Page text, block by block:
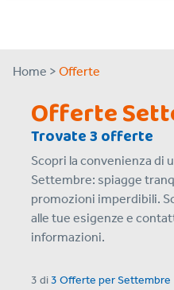
Home > Offerte
Offerte
Trovate 3 offerte
Scopri la convenienza di
Settembre: spiagge
promozioni imperdibili.
alle tue esigenze e
informazioni.
3 di3 Offerte perSettembre